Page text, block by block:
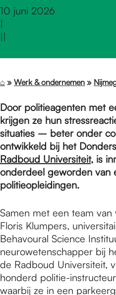
h
o
m
e
p
a
g
e
10 juni 2026
|
||
⌂ » Werk & ondernemen »
Door politieagenten met
krijgen ze hun
situaties – beter onder
ontwikkeld bij het
Radboud Universiteit, is
onderdeel geworden van
politieopleidingen.
Samen met een team
Floris Klumpers,
Behavoural Science
neurowetenschapper bij
de Radboud Universiteit,
honderd politie-
waarbij ze in een